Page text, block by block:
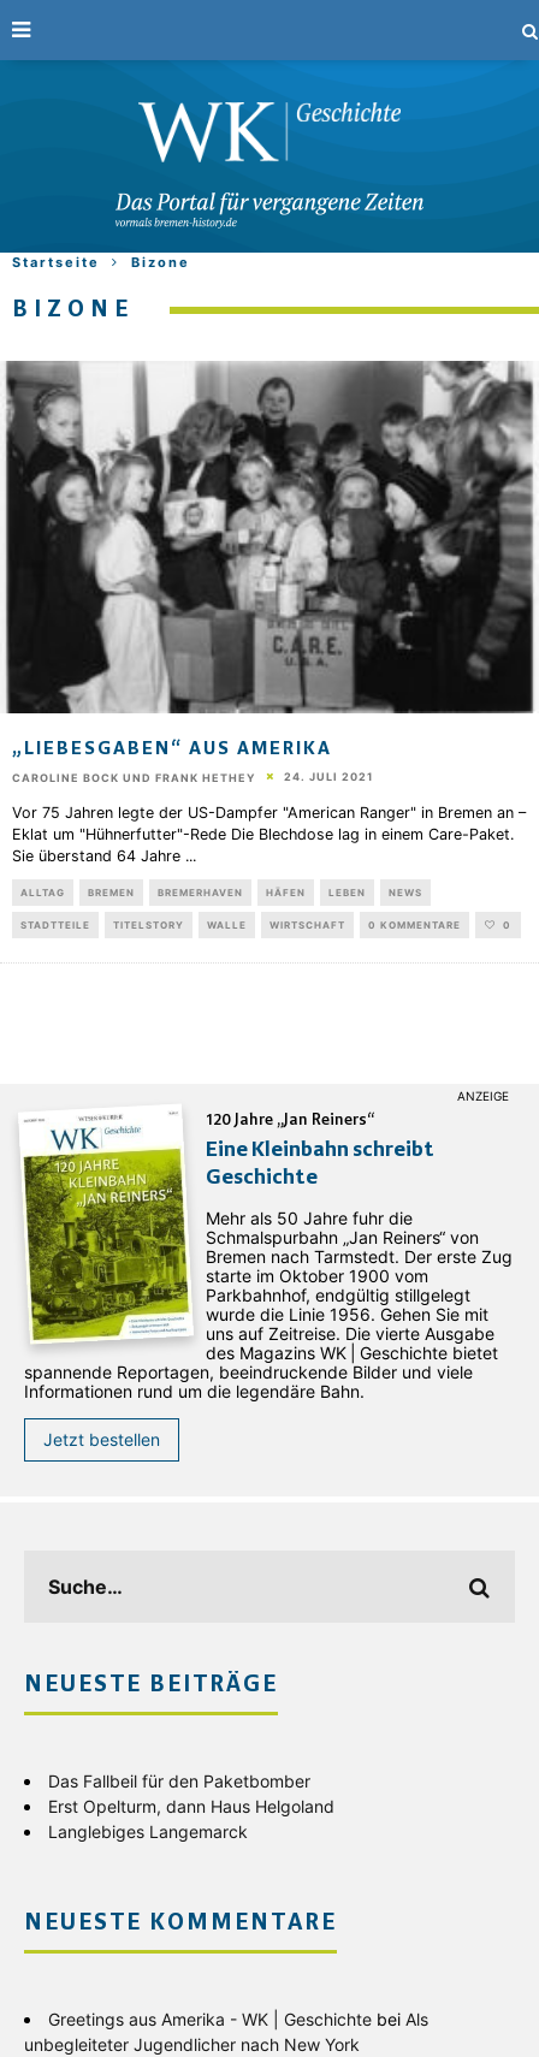
Startseite Bizone
BIZONE
„LIEBESGABEN“ AUS AMERIKA
CAROLINE BOCK UND FRANK HETHEY 24. JULI 2021
Vor 75 Jahren legte der US-Dampfer "American Ranger" in Bremen an –
Eklat um "Hühnerfutter"-Rede Die Blechdose lag in einem Care-Paket.
Sie überstand 64 Jahre ...
ALLTAG BREMEN BREMERHAVEN HÄFEN LEBEN NEWS
STADTTEILE TITELSTORY WALLE WIRTSCHAFT 0 KOMMENTARE 0
120 Jahre „Jan Reiners“
Eine Kleinbahn schreibt
Geschichte
Mehr als 50 Jahre fuhr die
Schmalspurbahn „Jan ­Reiners“ von
Bremen nach Tarmstedt. Der erste Zug
starte im Oktober 1900 vom
Parkbahnhof, endgültig stillgelegt
wurde die Linie 1956. Gehen Sie mit
uns auf Zeitreise. Die vierte Ausgabe
des ­Magazins WK | Geschichte bietet
spannende Reportagen, beeindruckende Bilder und viele
Informationen rund um die legendäre Bahn.
Jetzt bestellen
NEUESTE BEITRÄGE
Das Fallbeil für den Paketbomber
Erst Opelturm, dann Haus Helgoland
Langlebiges Langemarck
NEUESTE KOMMENTARE
Greetings aus Amerika - WK | Geschichte bei Als
unbegleiteter Jugendlicher nach New York